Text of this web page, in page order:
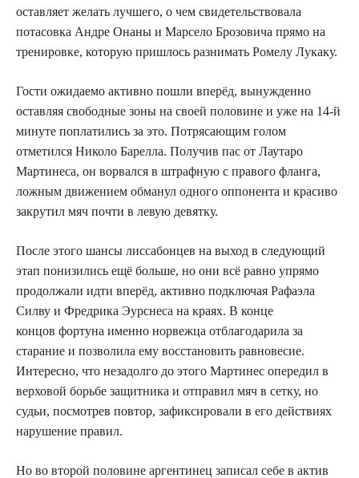
оставляет желать лучшего, о чем свидетельствовала
потасовка Андре Онаны и Марсело Брозовича прямо на
тренировке, которую пришлось разнимать Ромелу Лукаку.
Гости ожидаемо активно пошли вперёд, вынужденно
оставляя свободные зоны на своей половине и уже на 14-й
минуте поплатились за это. Потрясающим голом
отметился Николо Барелла. Получив пас от Лаутаро
Мартинеса, он ворвался в штрафную с правого фланга,
ложным движением обманул одного оппонента и красиво
закрутил мяч почти в левую девятку.
После этого шансы лиссабонцев на выход в следующий
этап понизились ещё больше, но они всё равно упрямо
продолжали идти вперёд, активно подключая Рафаэла
Силву и Фредрика Эурснеса на краях. В конце
концов фортуна именно норвежца отблагодарила за
старание и позволила ему восстановить равновесие.
Интересно, что незадолго до этого Мартинес опередил в
верховой борьбе защитника и отправил мяч в сетку, но
судьи, посмотрев повтор, зафиксировали в его действиях
нарушение правил.
Но во второй половине аргентинец записал себе в актив